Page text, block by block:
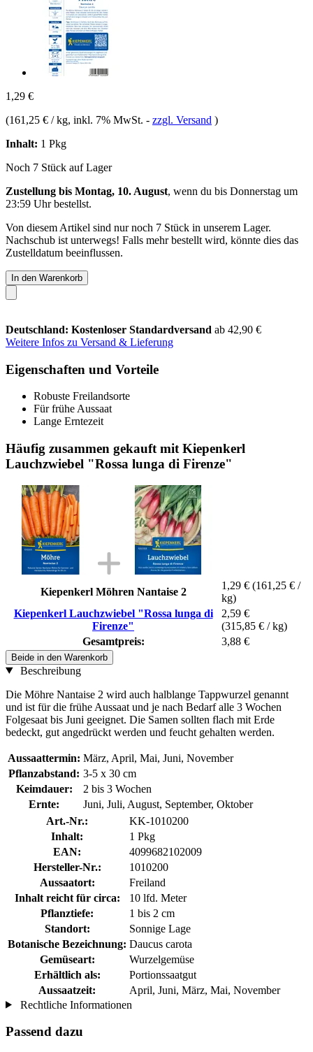
1,29 €
(161,25 € / kg, inkl. 7% MwSt. - zzgl. Versand )
Inhalt: 1 Pkg
Noch 7 Stück auf Lager
Zustellung bis Montag, 10. August, wenn du bis Donnerstag um
23:59 Uhrbestellst.
Von diesem Artikel sind nur noch 7 Stück in unserem Lager.
Nachschub ist unterwegs! Falls mehr bestellt wird, könnte dies das
Zustelldatum beeinflussen.
In den Warenkorb
Deutschland: Kostenloser Standardversand ab 42,90 €
Weitere Infos zu Versand & Lieferung
Eigenschaften und Vorteile
Robuste Freilandsorte
Für frühe Aussaat
Lange Erntezeit
Häufig zusammen gekauft mit Kiepenkerl
Lauchzwiebel "Rossa lunga di Firenze"
Kiepenkerl Möhren Nantaise 2
1,29 € (161,25 € /
kg)
Kiepenkerl Lauchzwiebel "Rossa lunga di
Firenze"
2,59 €
(315,85 € / kg)
Gesamtpreis:
3,88 €
Beide in den Warenkorb
Beschreibung
Die Möhre Nantaise 2 wird auch halblange Tappwurzel genannt
und ist für die frühe Aussaat und je nach Bedarf alle 3 Wochen
Folgesaat bis Juni geeignet. Die Samen sollten flach mit Erde
bedeckt, gut angedrückt werden und feucht gehalten werden.
Aussaattermin: März, April, Mai, Juni, November
Pflanzabstand: 3-5 x 30 cm
Keimdauer:
2 bis 3 Wochen
Ernte:
Juni, Juli, August, September, Oktober
Art.-Nr.:
KK-1010200
Inhalt:
1 Pkg
EAN:
4099682102009
Hersteller-Nr.:
1010200
Aussaatort:
Freiland
Inhalt reicht für circa:
10 lfd. Meter
Pflanztiefe:
1 bis 2 cm
Standort:
Sonnige Lage
Botanische Bezeichnung: Daucus carota
Gemüseart:
Wurzelgemüse
Erhältlich als:
Portionssaatgut
Aussaatzeit:
April, Juni, März, Mai, November
Rechtliche Informationen
Passend dazu